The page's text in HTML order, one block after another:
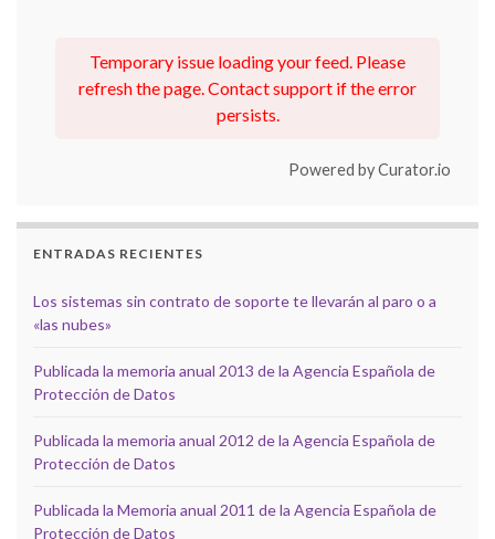
Temporary issue loading your feed. Please
refresh the page. Contact support if the error
persists.
Powered by Curator.io
ENTRADAS RECIENTES
Los sistemas sin contrato de soporte te llevarán al paro o a
«las nubes»
Publicada la memoria anual 2013 de la Agencia Española de
Protección de Datos
Publicada la memoria anual 2012 de la Agencia Española de
Protección de Datos
Publicada la Memoria anual 2011 de la Agencia Española de
Protección de Datos